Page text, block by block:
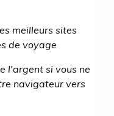
meilleurs sites
de voyage
l'argent si vous ne
navigateur vers